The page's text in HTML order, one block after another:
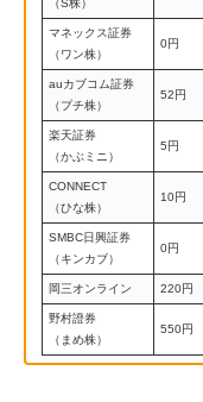
マネックス証券
（ワン株）
0円
auカブコム証券
（プチ株）
52円
楽天証券
（かぶミニ）
5円
CONNECT
（ひな株）
10円
SMBC日興証券
（キンカブ）
0円
岡三オンライン 220円
野村證券
（まめ株）
550円